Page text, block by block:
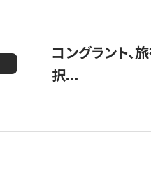
コングラント、
択...